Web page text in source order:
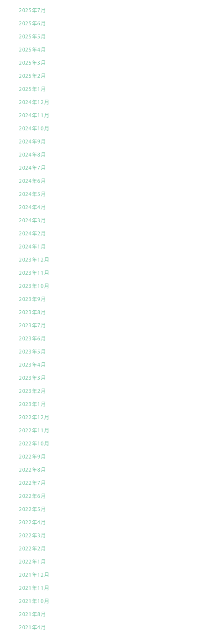
2025年7月
2025年6月
2025年5月
2025年4月
2025年3月
2025年2月
2025年1月
2024年12月
2024年11月
2024年10月
2024年9月
2024年8月
2024年7月
2024年6月
2024年5月
2024年4月
2024年3月
2024年2月
2024年1月
2023年12月
2023年11月
2023年10月
2023年9月
2023年8月
2023年7月
2023年6月
2023年5月
2023年4月
2023年3月
2023年2月
2023年1月
2022年12月
2022年11月
2022年10月
2022年9月
2022年8月
2022年7月
2022年6月
2022年5月
2022年4月
2022年3月
2022年2月
2022年1月
2021年12月
2021年11月
2021年10月
2021年8月
2021年4月